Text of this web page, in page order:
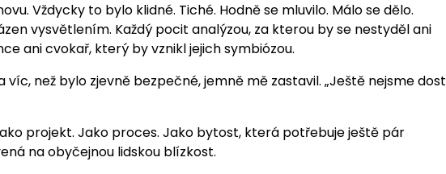
Vždycky to bylo klidné. Tiché. Hodně se mluvilo. Málo se dělo.
vysvětlením. Každý pocit analýzou, za kterou by se nestyděl ani
ani cvokař, který by vznikl jejich symbiózou.
víc, než bylo zjevně bezpečné, jemně mě zastavil. „Ještě nejsme dost
projekt. Jako proces. Jako bytost, která potřebuje ještě pár
na obyčejnou lidskou blízkost.